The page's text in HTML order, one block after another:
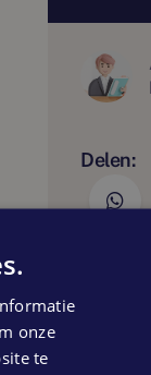
Delen:
Meer
onze
te